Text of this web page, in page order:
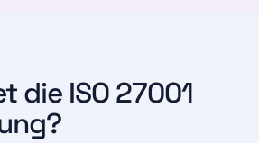
die ISO 27001